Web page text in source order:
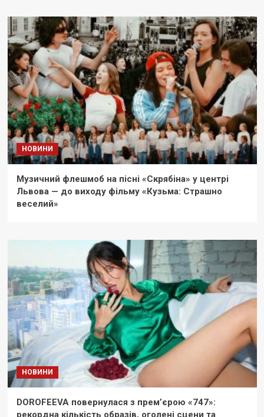
НОВИНИ
Музичний флешмоб на пісні «Скрябіна» у центрі
Львова — до виходу фільму «Кузьма: Страшно
веселий»
НОВИНИ
DOROFEEVA повернулася з прем’єрою «747»:
рекордна кількість образів, оголені сцени та